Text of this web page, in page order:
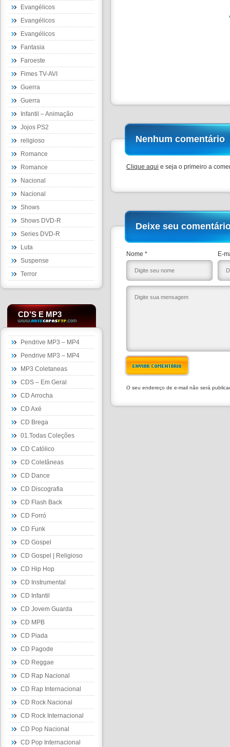
Evangélicos
Evangélicos
Evangélicos
Fantasia
Faroeste
Fimes TV-AVI
Guerra
Guerra
Infantil – Animação
Jojos PS2
religioso
Romance
Romance
Nacional
Nacional
Shows
Shows DVD-R
Series DVD-R
Luta
Suspense
Terror
CD’S E MP3
Pendrive MP3 – MP4
Pendrive MP3 – MP4
MP3 Coletaneas
CDS – Em Geral
CD Arrocha
CD Axé
CD Brega
01.Todas Coleções
CD Católico
CD Coletâneas
CD Dance
CD Discografia
CD Flash Back
CD Forró
CD Funk
CD Gospel
CD Gospel | Religioso
CD Hip Hop
CD Instrumental
CD Infantil
CD Jovem Guarda
CD MPB
CD Piada
CD Pagode
CD Reggae
CD Rap Nacional
CD Rap Internacional
CD Rock Nacional
CD Rock Internacional
CD Pop Nacional
CD Pop Internacional
Nenhum comentário
Clique aqui e seja o primeiro a
Deixe seu
Nome * E-
ENVIAR COMENTÁRIO
O seu endereço de e-mail não será